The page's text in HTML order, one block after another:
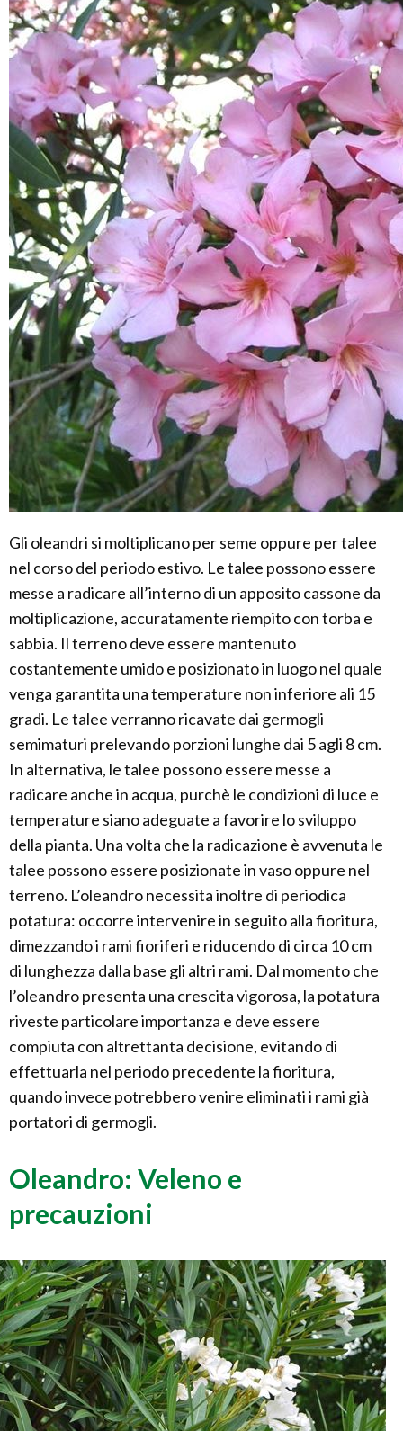
Gli oleandri si moltiplicano per seme oppure per talee
nel corso del periodo estivo. Le talee possono essere
messe a radicare all’interno di un apposito cassone da
moltiplicazione, accuratamente riempito con torba e
sabbia. Il terreno deve essere mantenuto
costantemente umido e posizionato in luogo nel quale
venga garantita una temperature non inferiore ali 15
gradi. Le talee verranno ricavate dai germogli
semimaturi prelevando porzioni lunghe dai 5 agli 8 cm.
In alternativa, le talee possono essere messe a
radicare anche in acqua, purchè le condizioni di luce e
temperature siano adeguate a favorire lo sviluppo
della pianta. Una volta che la radicazione è avvenuta le
talee possono essere posizionate in vaso oppure nel
terreno. L’oleandro necessita inoltre di periodica
potatura: occorre intervenire in seguito alla fioritura,
dimezzando i rami fioriferi e riducendo di circa 10 cm
di lunghezza dalla base gli altri rami. Dal momento che
l’oleandro presenta una crescita vigorosa, la potatura
riveste particolare importanza e deve essere
compiuta con altrettanta decisione, evitando di
effettuarla nel periodo precedente la fioritura,
quando invece potrebbero venire eliminati i rami già
portatori di germogli.
Oleandro: Veleno e
precauzioni